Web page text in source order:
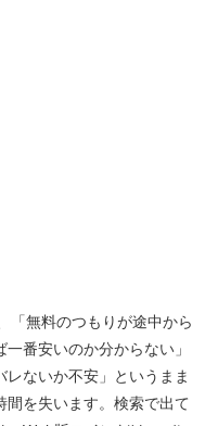
「無料のつもりが途中から
番安いのか分からない」
レないか不安」というまま
間を失います。検索で出て